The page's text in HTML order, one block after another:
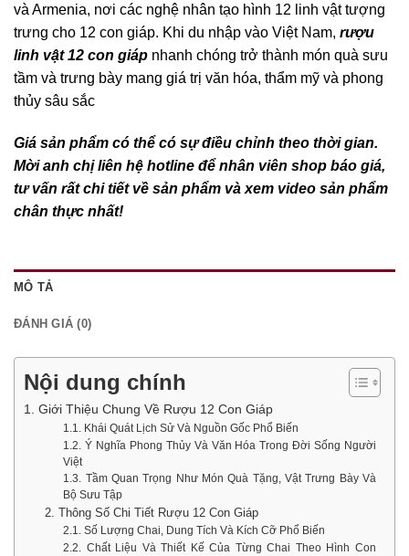
và Armenia, nơi các nghệ nhân tạo hình 12 linh vật tượng
trưng cho 12 con giáp. Khi du nhập vào Việt Nam, rượu
linh vật 12 con giáp nhanh chóng trở thành món quà sưu
tầm và trưng bày mang giá trị văn hóa, thẩm mỹ và phong
thủy sâu sắc
Giá sản phẩm có thể có sự điều chỉnh theo thời gian.
Mời anh chị liên hệ hotline để nhân viên shop báo giá,
tư vấn rất chi tiết về sản phẩm và xem video sản phẩm
chân thực nhất!
MÔ TẢ
ĐÁNH GIÁ (0)
Nội dung chính
1. Giới Thiệu Chung Về Rượu 12 Con Giáp
1.1. Khái Quát Lịch Sử Và Nguồn Gốc Phổ Biến
1.2. Ý Nghĩa Phong Thủy Và Văn Hóa Trong Đời Sống Người
Việt
1.3. Tầm Quan Trọng Như Món Quà Tặng, Vật Trưng Bày Và
Bộ Sưu Tập
2. Thông Số Chi Tiết Rượu 12 Con Giáp
2.1. Số Lượng Chai, Dung Tích Và Kích Cỡ Phổ Biến
2.2. Chất Liệu Và Thiết Kế Của Từng Chai Theo Hình Con